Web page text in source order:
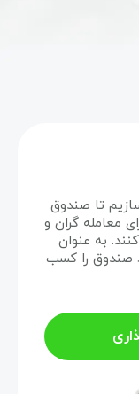
تا صندوق
معامله گران و
به عنوان
تا 50٪ از سود صندوق را کسب